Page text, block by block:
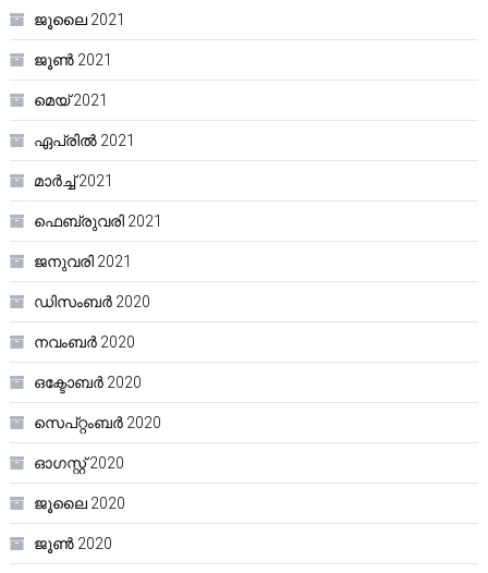
ജൂലൈ 2021
ജൂൺ 2021
മെയ്‌ 2021
ഏപ്രിൽ 2021
മാർച്ച്‌ 2021
ഫെബ്രുവരി 2021
ജനുവരി 2021
ഡിസംബർ 2020
നവംബർ 2020
ഒക്ടോബർ 2020
സെപ്റ്റംബർ 2020
ഓഗസ്റ്റ്‌ 2020
ജൂലൈ 2020
ജൂൺ 2020